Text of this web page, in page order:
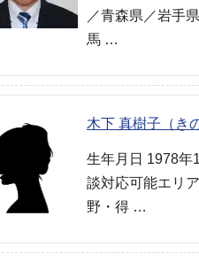
／青森県／岩手
馬 …
木下 真樹子（き
生年月日 1978
談対応可能エリ
野・得 …